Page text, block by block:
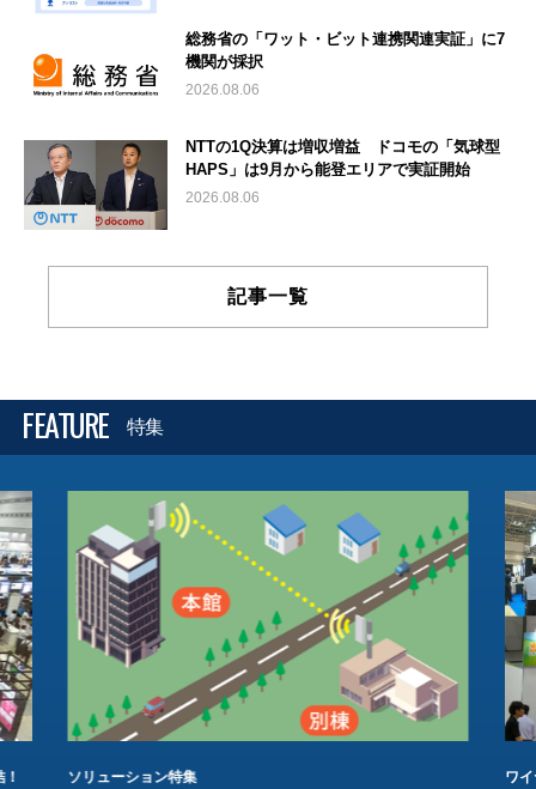
総務省の「ワット・ビット連携関連実証」に7
機関が採択
2026.08.06
NTTの1Q決算は増収増益 ドコモの「気球型
HAPS」は9月から能登エリアで実証開始
2026.08.06
記事一覧
FEATURE 特集
ソリューション特集 ワ